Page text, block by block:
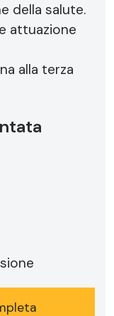
della salute.
attuazione
alla terza